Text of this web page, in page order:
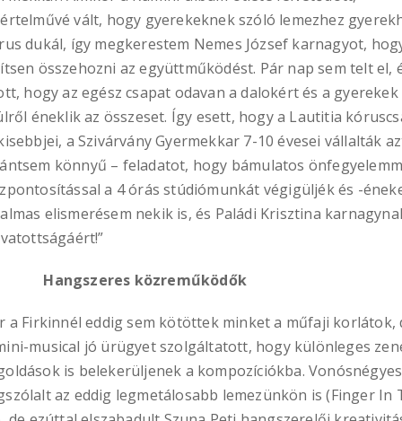
vált, hogy gyerekeknek szóló lemezhez
dukál, így megkerestem Nemes József karnagyot,
összehozni az együttműködést. Pár nap sem telt el,
hogy az egész csapat odavan a dalokért és a
éneklik az összeset. Így esett, hogy a Lautitia
a Szivárvány Gyermekkar 7-10 évesei vállalták
könnyű – feladatot, hogy bámulatos
a 4 órás stúdiómunkát végigüljék és -
elismerésem nekik is, és Paládi Krisztina
közreműködők
a Firkinnél eddig sem kötöttek minket a műfaji korlátok,
musical jó ürügyet szolgáltatott, hogy különleges
is belekerüljenek a kompozíciókba.
az eddig legmetálosabb lemezünkön is (Finger In